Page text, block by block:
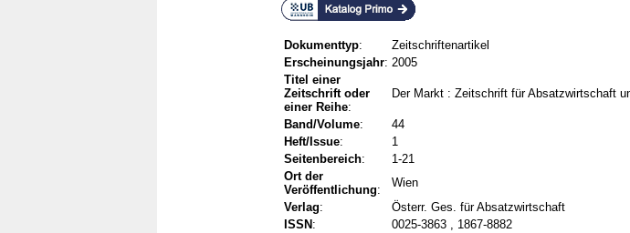
Dokumenttyp:
Zeitschriftenartikel
Erscheinungsjahr: 2005
Titel einer
Zeitschrift oder
einer Reihe:
Der Markt : Zeitschrift für Absatzwirtschaft
Band/Volume:
44
Heft/Issue:
1
Seitenbereich:
1-21
Ort der
Veröffentlichung:
Wien
Verlag:
Österr. Ges. für Absatzwirtschaft
ISSN :
0025-3863 , 1867-8882